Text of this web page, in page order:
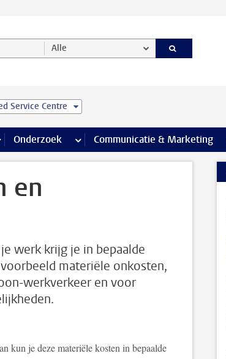
Alle
Service Centre
Onderwijs pagina’s
Onderzoek meer Onderzoek pagina’s
Communicatie & Marketing
en
werk krijg je in bepaalde
materiële onkosten,
werkverkeer en voor
kun je deze materiële kosten in bepaalde